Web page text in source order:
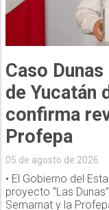
Caso
de Yucatán
confirma
Profepa
05 de agosto de 2026
• El Gobierno del
proyecto “Las
Semarnat y la